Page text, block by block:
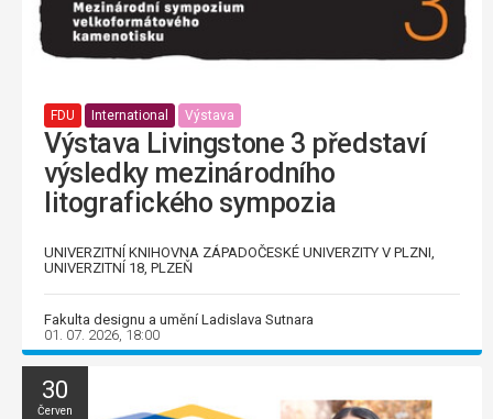
FDU International Výstava
Výstava Livingstone 3 představí
výsledky mezinárodního
litografického sympozia
UNIVERZITNÍ KNIHOVNA ZÁPADOČESKÉ UNIVERZITY V PLZNI,
UNIVERZITNÍ 18, PLZEŇ
Fakulta designu a umění Ladislava Sutnara
01. 07. 2026, 18:00
30
Červen